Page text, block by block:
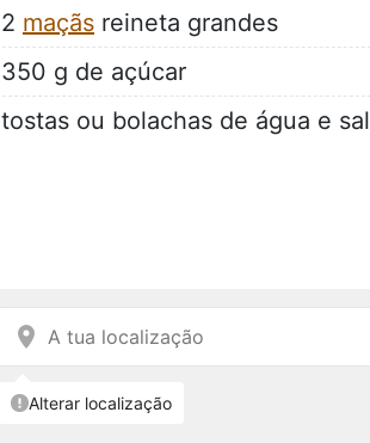
2 maçãs reineta grandes
350 g de açúcar
tostas ou bolachas de água e sal